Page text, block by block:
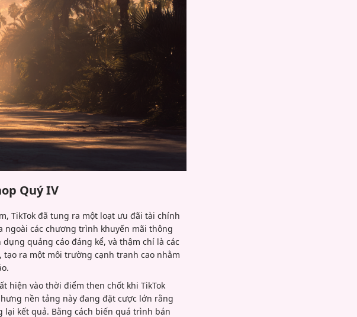
Quý IV
TikTok đã tung ra một loạt ưu đãi tài chính
ngoài các chương trình khuyến mãi thông
quảng cáo đáng kể, và thậm chí là các
ra một môi trường cạnh tranh cao nhằm
hiện vào thời điểm then chốt khi TikTok
nền tảng này đang đặt cược lớn rằng
kết quả. Bằng cách biến quá trình bán